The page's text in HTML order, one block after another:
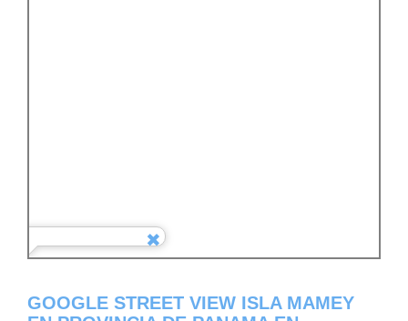
GOOGLE STREET VIEW ISLA MAMEY